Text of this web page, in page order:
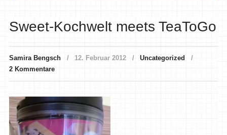
Sweet-Kochwelt meets TeaToGo
Samira Bengsch 12. Februar 2012
Uncategorized
2 Kommentare